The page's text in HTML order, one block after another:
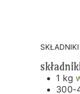
SKŁADNIKI
1 kg
300-